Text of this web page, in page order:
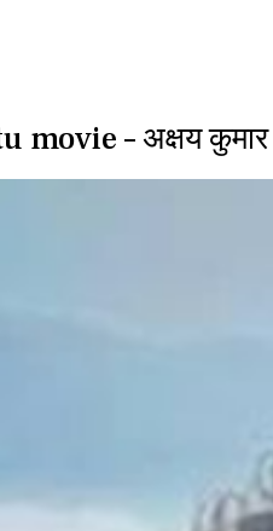
movie – अक्षय कुमार